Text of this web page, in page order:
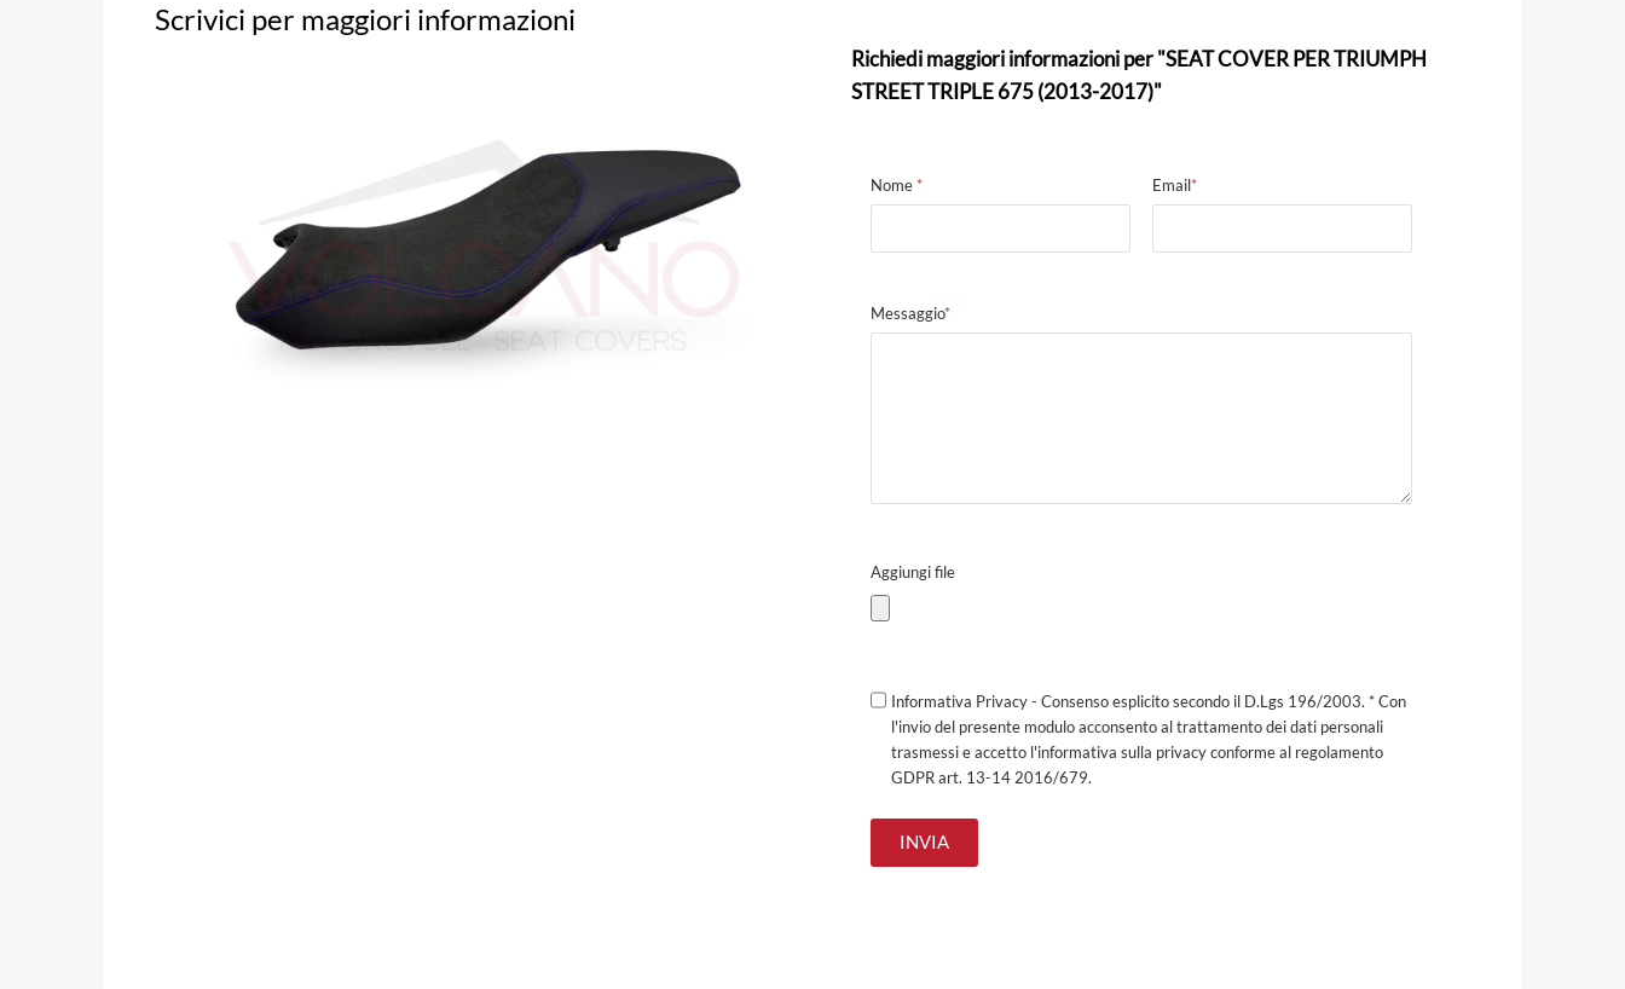
Scrivici per maggiori informazioni
Richiedi maggiori informazioni per "SEAT COVER PER TRIUMPH
STREET TRIPLE 675 (2013-2017)"
Nome* Email*
Messaggio*
Aggiungi file
Informativa Privacy - Consenso esplicito secondo il D.Lgs 196/2003. * Con
l'invio del presente modulo acconsento al trattamento dei dati personali
trasmessi e accetto l'informativa sulla privacy conforme al regolamento
GDPR art. 13-14 2016/679.